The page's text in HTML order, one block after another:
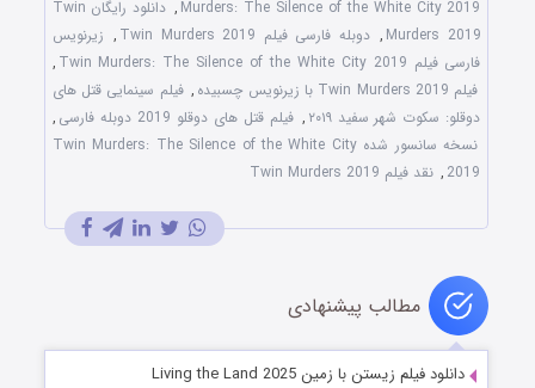
Murders: The Silence of the White City 2019
,
دانلود رایگان Twin
Murders 2019
, دوبله فارسی فیلم Twin Murders 2019 , زیرنویس
فارسی فیلم Twin Murders: The Silence of the White City 2019
,
فیلم Twin Murders 2019 با زیرنویس چسبیده
, فیلم سینمایی قتل های
دوقلو: سکوت شهر سفید ۲۰۱۹
, فیلم قتل های دوقلو 2019 دوبله فارسی
,
نسخه سانسور شده Twin Murders: The Silence of the White City
2019
, نقد فیلم Twin Murders 2019
مطالب پیشنهادی
دانلود فیلم زیستن با زمین Living the Land 2025